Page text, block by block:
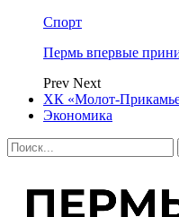
Спорт
Пермь впервые
Prev Next
ХК «Молот-
Экономика